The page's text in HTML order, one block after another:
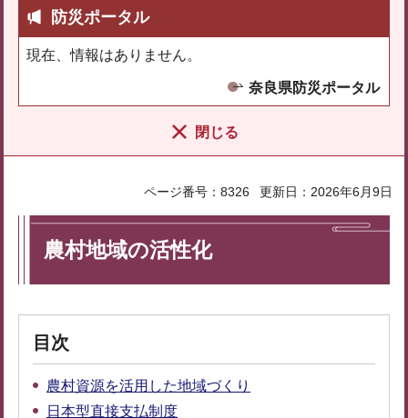
防災ポータル
現在、情報はありません。
奈良県防災ポータル
閉じる
ページ番号：8326 更新日：2026年6月9日
農村地域の活性化
目次
農村資源を活用した地域づくり
日本型直接支払制度